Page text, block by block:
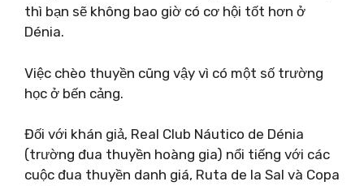
thì bạn sẽ không bao giờ có cơ hội tốt hơn ở
Dénia.
Việc chèo thuyền cũng vậy vì có một số trường
học ở bến cảng.
Đối với khán giả, Real Club Náutico de Dénia
(trường đua thuyền hoàng gia) nổi tiếng với các
cuộc đua thuyền danh giá, Ruta de la Sal và Copa